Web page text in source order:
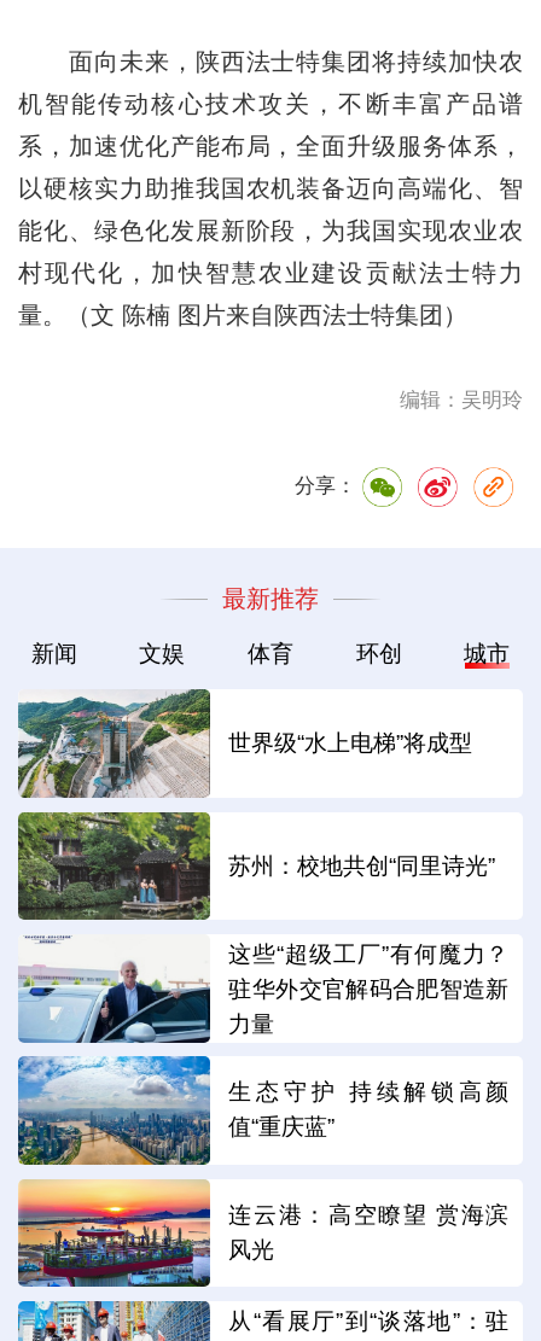
面向未来，陕西法士特集团将持续加快农
机智能传动核心技术攻关，不断丰富产品谱
系，加速优化产能布局，全面升级服务体系，
以硬核实力助推我国农机装备迈向高端化、智
能化、绿色化发展新阶段，为我国实现农业农
村现代化，加快智慧农业建设贡献法士特力
量。（文 陈楠 图片来自陕西法士特集团）
编辑：吴明玲
分享：
最新推荐
新闻 文娱 体育 环创 城市
世界级“水上电梯”将成型
苏州：校地共创“同里诗光”
这些“超级工厂”有何魔力？
驻华外交官解码合肥智造新
力量
生态守护 持续解锁高颜
值“重庆蓝”
连云港：高空瞭望 赏海滨
风光
从“看展厅”到“谈落地”：驻